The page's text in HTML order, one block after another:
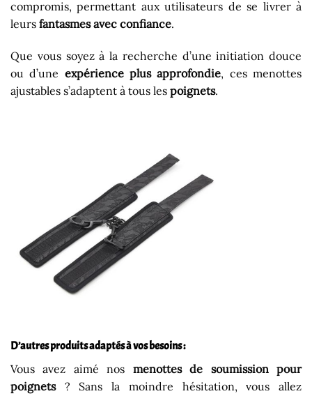
compromis, permettant aux utilisateurs de se livrer à
leurs fantasmes avec confiance.
Que vous soyez à la recherche d’une initiation douce
ou d’une expérience plus approfondie, ces menottes
ajustables s’adaptent à tous les poignets.
D’autres produits adaptés à vos besoins :
Vous avez aimé nos menottes de soumission pour
poignets? Sans la moindre hésitation, vous allez